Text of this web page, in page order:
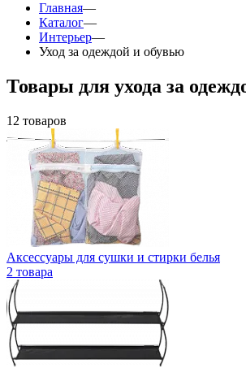
Главная—
Каталог—
Интерьер—
Уход за одеждой и обувью
Товары для ухода за
12 товаров
Аксессуары для сушки и стирки белья
2 товара